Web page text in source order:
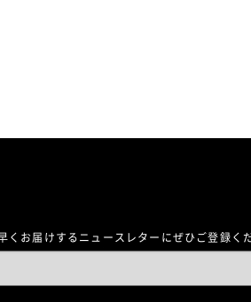
お届けするニュースレターにぜひご登録く